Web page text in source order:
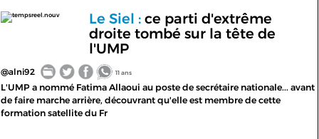
tempsreel.nouv Le Siel :ce parti d'extrême
droite tombé sur la tête de
l'UMP
@alni92 11 ans
L'UMP a nommé Fatima Allaoui au poste de secrétaire nationale... avant
de faire marche arrière, découvrant qu'elle est membre de cette
formation satellite du Fr